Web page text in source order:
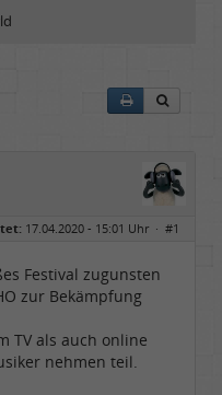
17.04.2020 - 15:01 Uhr · #1
Festival zugunsten
zur Bekämpfung
TV als auch online
nehmen teil.